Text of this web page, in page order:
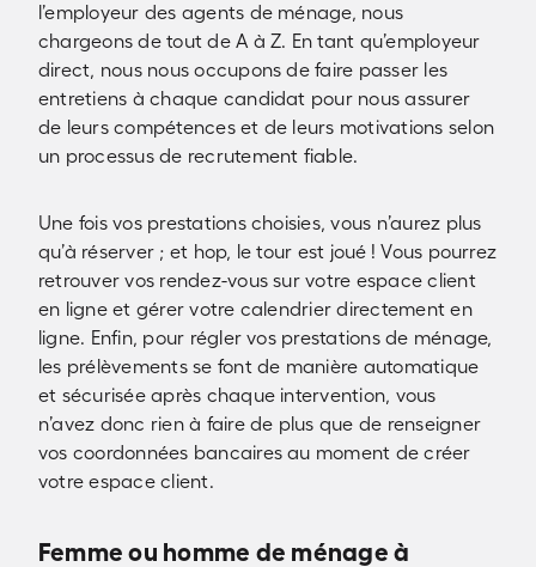
l’employeur des agents de ménage, nous
chargeons de tout de A à Z. En tant qu’employeur
direct, nous nous occupons de faire passer les
entretiens à chaque candidat pour nous assurer
de leurs compétences et de leurs motivations selon
un processus de recrutement fiable.
Une fois vos prestations choisies, vous n’aurez plus
qu’à réserver ; et hop, le tour est joué ! Vous pourrez
retrouver vos rendez-vous sur votre espace client
en ligne et gérer votre calendrier directement en
ligne. Enfin, pour régler vos prestations de ménage,
les prélèvements se font de manière automatique
et sécurisée après chaque intervention, vous
n’avez donc rien à faire de plus que de renseigner
vos coordonnées bancaires au moment de créer
votre espace client.
Femme ou homme de ménage à